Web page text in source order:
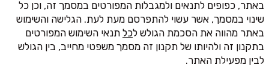
באתר, כפופים לתנאים ולמגבלות המפורטים במסמך זה, וכן כל
שינוי במסמך, אשר עשוי להתפרסם מעת לעת. הגלישה והשימוש
באתר מהווה את הסכמת הגולש לכל תנאי השימוש המפורטים
בתקנון זה ולהיותו של תקנון זה מסמך משפטי מחייב, בין הגולש
לבין מפעילת האתר.